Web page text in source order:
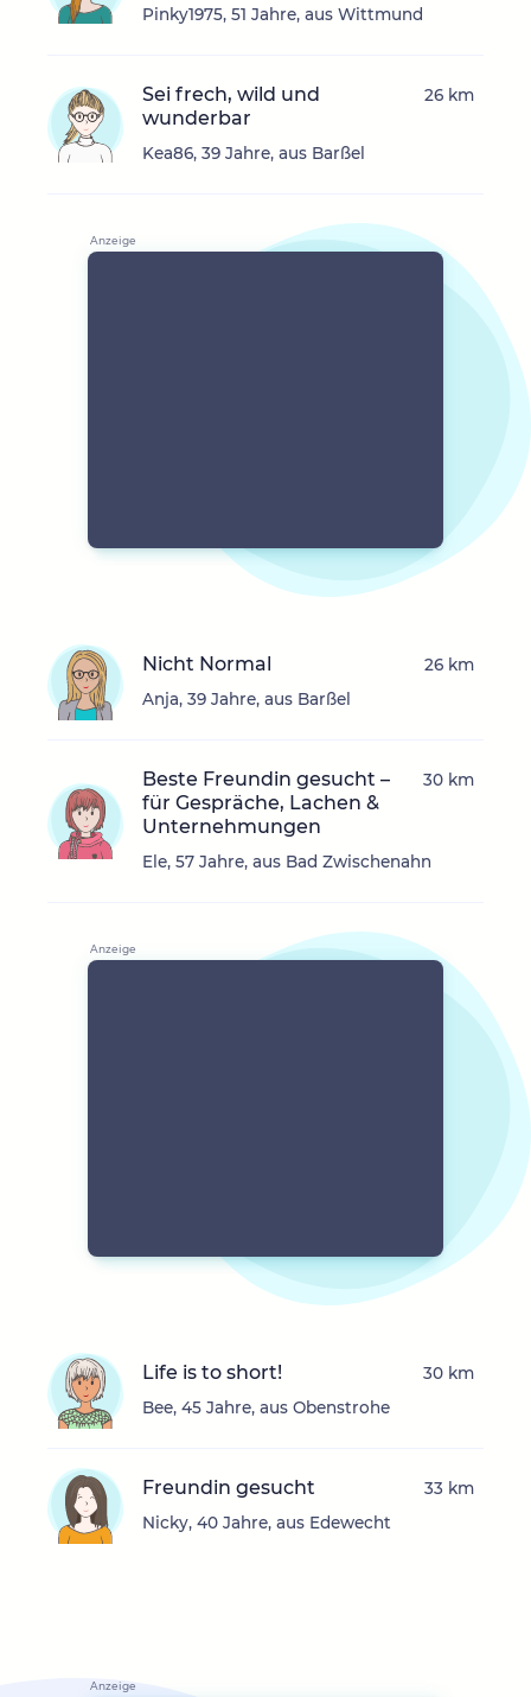
Pinky1975, 51 Jahre, aus Wittmund
Sei frech, wild und
wunderbar
Kea86, 39 Jahre, aus Barßel
26 km
Nicht Normal
Anja, 39 Jahre, aus Barßel
26 km
Beste Freundin gesucht –
für Gespräche, Lachen &
Unternehmungen
Ele, 57 Jahre, aus Bad Zwischenahn
30 km
Life is to short!
Bee, 45 Jahre, aus Obenstrohe
30 km
Freundin gesucht
Nicky, 40 Jahre, aus Edewecht
33 km